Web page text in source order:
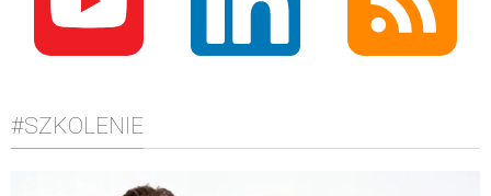
#SZKOLENIE